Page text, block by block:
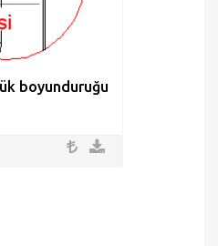
boyunduruğu